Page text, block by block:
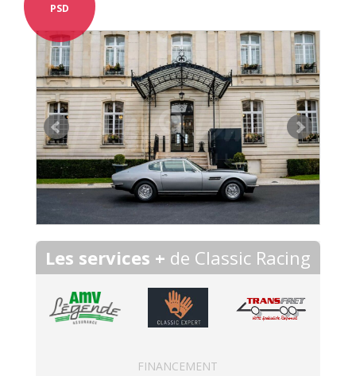
PSD
Les services + de Classic Racing
FINANCEMENT